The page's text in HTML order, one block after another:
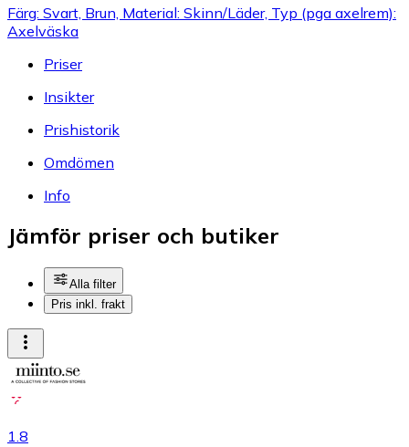
Färg: Svart, Brun, Material: Skinn/Läder, Typ (pga axelrem):
Axelväska
Priser
Insikter
Prishistorik
Omdömen
Info
Jämför priser och butiker
Alla filter
Pris inkl. frakt
1.8